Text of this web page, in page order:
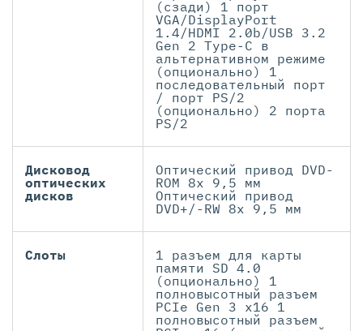
(сзади) 1 порт
VGA/DisplayPort
1.4/HDMI 2.0b/USB 3.2
Gen 2 Type-C в
альтернативном режиме
(опционально) 1
последовательный порт
/ порт PS/2
(опционально) 2 порта
PS/2
Дисковод
оптических
дисков
Оптический привод DVD-
ROM 8х 9,5 мм
Оптический привод
DVD+/-RW 8х 9,5 мм
Слоты
1 разъем для карты
памяти SD 4.0
(опционально) 1
полновысотный разъем
PCIe Gen 3 x16 1
полновысотный разъем